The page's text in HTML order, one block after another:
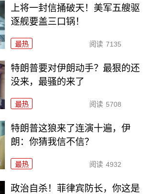
上将一封信捅破天！美军五艘驱
逐舰要盖三口锅！
最热 阅读 7135
特朗普要对伊朗动手？最狠的还
没来，最骚的来了
最热 阅读 5708
特朗普这狼来了连演十遍，伊
朗：你猜我信不信？
最热 阅读 4932
政治自杀！菲律宾防长，你这是